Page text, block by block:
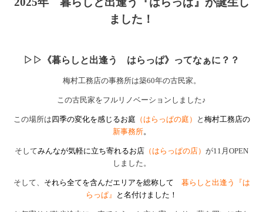
ました！
▷▷《暮らしと出逢う はらっぱ》ってなぁに？？
梅村工務店の事務所は築60年の古民家。
この古民家をフルリノベーションしました♪
この場所は四季の変化を感じるお庭 （はらっぱの庭） と 梅村工務店の
新事務所。
そしてみんなが気軽に立ち寄れるお店 （はらっぱの店） が11月OPEN
しました。
そして、 それら全てを含んだエリアを総称して 暮らしと出逢う『は
らっぱ』
と名付けました！